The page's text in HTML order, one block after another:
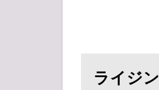
ライジ